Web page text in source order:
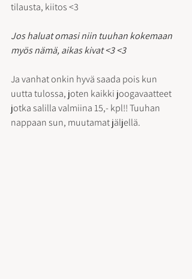
tilausta, kiitos <3
Jos haluat omasi niin tuuhan kokemaan
myös nämä, aikas kivat <3 <3
Ja vanhat onkin hyvä saada pois kun
uutta tulossa, joten kaikki joogavaatteet
jotka salilla valmiina 15,- kpl!! Tuuhan
nappaan sun, muutamat jäljellä.